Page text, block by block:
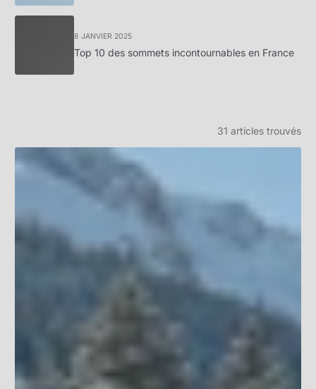
8 JANVIER 2025
Top 10 des sommets incontournables en France
31 articles trouvés